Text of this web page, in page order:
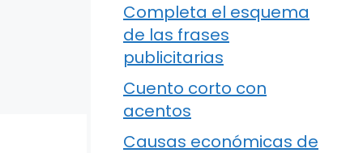
Completa el esquema
de las frases
publicitarias
Cuento corto con
acentos
Causas económicas de